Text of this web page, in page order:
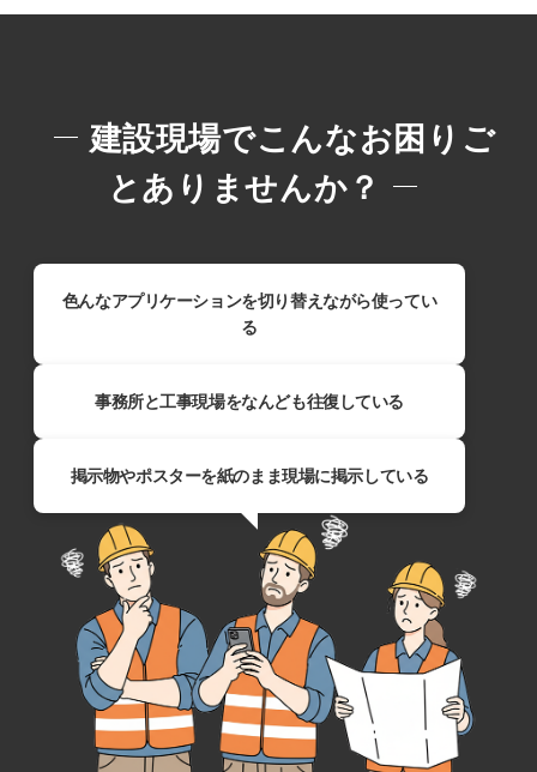
建設現場でこんなお困りご
とありませんか？
色んなアプリケーションを切り替えながら使ってい
る
事務所と工事現場をなんども往復している
掲示物やポスターを紙のまま現場に掲示している